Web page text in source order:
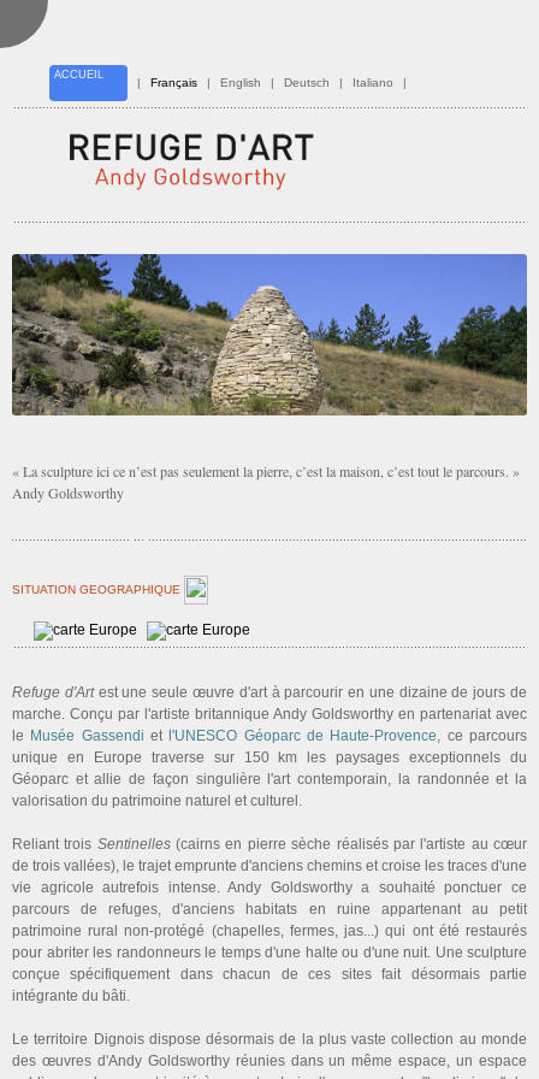
ACCUEIL
| Français | English | Deutsch | Italiano |
« La sculpture ici ce n’est pas seulement la pierre, c’est la maison, c’est tout le parcours. »
Andy Goldsworthy
SITUATION GEOGRAPHIQUE
Refuge d'Artest une seule œuvre d'art à parcourir en une dizaine de jours de
marche. Conçu par l'artiste britannique Andy Goldsworthy en partenariat avec
le Musée Gassendi et l'UNESCO Géoparc de Haute-Provence, ce parcours
unique en Europe traverse sur 150 km les paysages exceptionnels du
Géoparc et allie de façon singulière l'art contemporain, la randonnée et la
valorisation du patrimoine naturel et culturel.
Reliant trois Sentinelles(cairns en pierre sèche réalisés par l'artiste au cœur
de trois vallées), le trajet emprunte d'anciens chemins et croise les traces d'une
vie agricole autrefois intense. Andy Goldsworthy a souhaité ponctuer ce
parcours de refuges, d'anciens habitats en ruine appartenant au petit
patrimoine rural non-protégé (chapelles, fermes, jas...) qui ont été restaurés
pour abriter les randonneurs le temps d'une halte ou d'une nuit. Une sculpture
conçue spécifiquement dans chacun de ces sites fait désormais partie
intégrante du bâti.
Le territoire Dignois dispose désormais de la plus vaste collection au monde
des œuvres d'Andy Goldsworthy réunies dans un même espace, un espace